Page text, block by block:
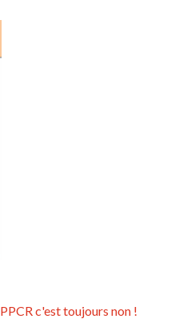
PPCR c'est toujours non !